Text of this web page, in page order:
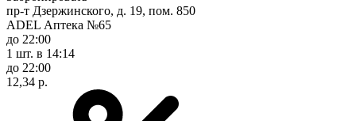
пр-т Дзержинского, д. 19, пом. 850
ADEL Аптека №65
до 22:00
1 шт. в 14:14
до 22:00
12,34 р.